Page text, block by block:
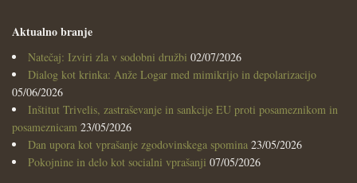
Aktualno branje
Natečaj: Izviri zla v sodobni družbi 02/07/2026
Dialog kot krinka: Anže Logar med mimikrijo in depolarizacijo
05/06/2026
Inštitut Trivelis, zastraševanje in sankcije EU proti posameznikom in
posameznicam 23/05/2026
Dan upora kot vprašanje zgodovinskega spomina 23/05/2026
Pokojnine in delo kot socialni vprašanji 07/05/2026